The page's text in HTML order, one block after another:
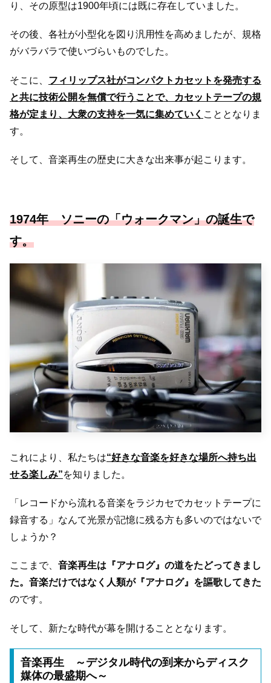
り、その原型は1900年頃には既に存在していました。
その後、各社が小型化を図り汎用性を高めましたが、規格
がバラバラで使いづらいものでした。
そこに、 フィリップス社がコンパクトカセットを発売する
と共に技術公開を無償で行うことで、カセットテープの規
格が定まり、大衆の支持を一気に集めていく こととなりま
す。
そして、音楽再生の歴史に大きな出来事が起こります。
1974年 ソニーの「ウォークマン」の誕生で
す。
これにより、私たちは“好きな音楽を好きな場所へ持ち出
せる楽しみ”を知りました。
「レコードから流れる音楽をラジカセでカセットテープに
録音する」なんて光景が記憶に残る方も多いのではないで
しょうか？
ここまで、 音楽再生は『アナログ』の道をたどってきまし
た。音楽だけではなく人類が『アナログ』を謳歌してきた
のです。
そして、新たな時代が幕を開けることとなります。
音楽再生 ～デジタル時代の到来からディスク
媒体の最盛期へ～